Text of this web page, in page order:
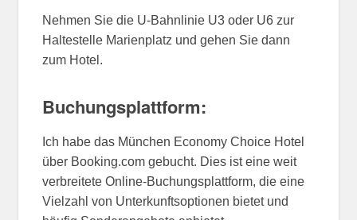
Nehmen Sie die U-Bahnlinie U3 oder U6 zur
Haltestelle Marienplatz und gehen Sie dann
zum Hotel.
Buchungsplattform:
Ich habe das München Economy Choice Hotel
über Booking.com gebucht. Dies ist eine weit
verbreitete Online-Buchungsplattform, die eine
Vielzahl von Unterkunftsoptionen bietet und